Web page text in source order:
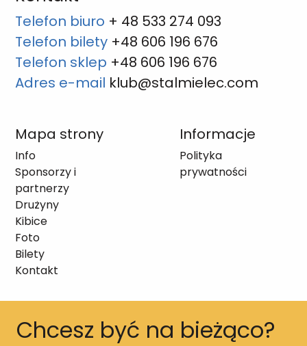
Telefon biuro + 48 533 274 093
Telefon bilety +48 606 196 676
Telefon sklep +48 606 196 676
Adres e-mail klub@stalmielec.com
Mapa strony
Info
Sponsorzy i
partnerzy
Drużyny
Kibice
Foto
Bilety
Kontakt
Informacje
Polityka
prywatności
Chcesz być na bieżąco?